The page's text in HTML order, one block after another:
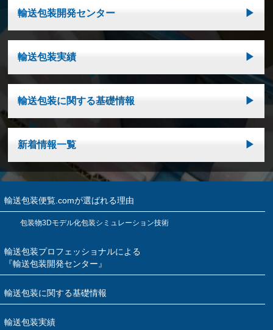
輸送包装開発センター
輸送包装実績
輸送包装に関する基礎情報
新着情報一覧
輸送包装便覧.comが選ばれる理由
包装物3Dモデル化包装シミュレーション技術
輸送包装プロフェッショナルによる
『輸送包装開発センター』
輸送包装に関する基礎情報
輸送包装実績